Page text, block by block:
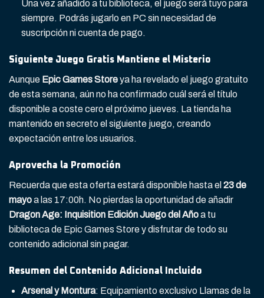
Una vez añadido a tu biblioteca, el juego será tuyo para
siempre. Podrás jugarlo en PC sin necesidad de
suscripción ni cuenta de pago.
Siguiente Juego Gratis Mantiene el Misterio
Aunque Epic Games Storeya ha revelado el juego gratuito
de esta semana, aún no ha confirmado cuál será el título
disponible a coste cero el próximo jueves. La tienda ha
mantenido en secreto el siguiente juego, creando
expectación entre los usuarios.
Aprovecha la Promoción
Recuerda que esta oferta estará disponible hasta el 23 de
mayoa las 17:00h. No pierdas la oportunidad de añadir
Dragon Age: Inquisition Edición Juego del Añoa tu
biblioteca de Epic Games Store y disfrutar de todo su
contenido adicional sin pagar.
Resumen del Contenido Adicional Incluido
Arsenal y Montura: Equipamiento exclusivo Llamas de la